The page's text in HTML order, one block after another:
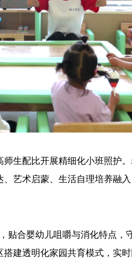
配比开展精细化小班照护。
艺术启蒙、生活自理培养融
合婴幼儿咀嚼与消化特点，
建透明化家园共育模式，实